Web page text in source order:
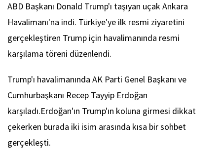
ABD Başkanı Donald Trump'ı taşıyan uçak Ankara
Havalimanı'na indi. Türkiye'ye ilk resmi ziyaretini
gerçekleştiren Trump için havalimanında resmi
karşılama töreni düzenlendi.
Trump'ı havalimanında AK Parti Genel Başkanı ve
Cumhurbaşkanı Recep Tayyip Erdoğan
karşıladı.Erdoğan'ın Trump'ın koluna girmesi dikkat
çekerken burada iki isim arasında kısa bir sohbet
gerçekleşti.